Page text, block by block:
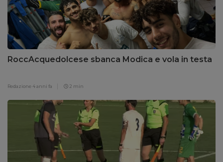
RoccAcquedolcese sbanca Modica e vola in testa
Redazione 4 anni fa 2 min